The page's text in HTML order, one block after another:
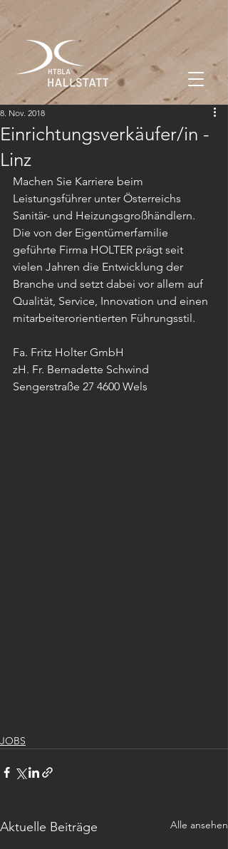
Einrichtungsverkäufer/in -
Linz
8. Nov. 2018
Machen Sie Karriere beim
Leistungsführer unter Österreichs
Sanitär- und Heizungsgroßhändlern.
Die von der Eigentümerfamilie
geführte Firma HOLTER prägt seit
vielen Jahren die Entwicklung der
Branche und setzt dabei vor allem auf
Qualität, Service, Innovation und einen
mitarbeiterorientierten Führungsstil.
Fa. Fritz Holter GmbH
zH. Fr. Bernadette Schwind
Sengerstraße 27 4600 Wels
JOBS
Aktuelle Beiträge Alle ansehen